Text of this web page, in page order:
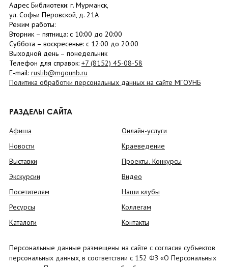
Адрес Библиотеки: г. Мурманск,
ул. Софьи Перовской, д. 21А
Режим работы:
Вторник – пятница: с 10:00 до 20:00
Суббота – воскресенье: c 12:00 до 20:00
Выходной день – понедельник
Телефон для справок: +7 (8152) 45-08-58
E-mail: ruslib@mgounb.ru
Политика обработки персональных данных на сайте МГОУНБ
РАЗДЕЛЫ САЙТА
Афиша
Новости
Выставки
Экскурсии
Посетителям
Ресурсы
Каталоги
Онлайн-услуги
Краеведение
Проекты. Конкурсы
Видео
Наши клубы
Коллегам
Контакты
Персональные данные размещены на сайте с согласия субъектов
персональных данных, в соответствии с 152 ФЗ «О Персональных